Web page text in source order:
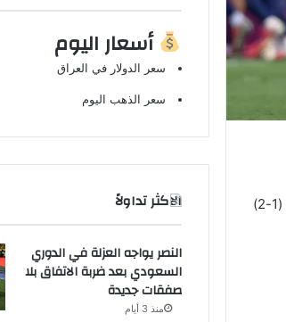
تلقت البرازيل صدمة جديدة وودّعت كأس العالم 2026، اليوم الأحد، بعد خسارتها أمام النرويج بثنائية إيرلينغ هالاند (1-2)
أسعار اليوم
سعر الدولار في العراق
سعر الذهب اليوم
الاكثر تداولاً
النصر يواجه العزلة في الدوري
السعودي بعد ضربة الاتفاق بلا
صفقات جديدة
منذ 3 أيام